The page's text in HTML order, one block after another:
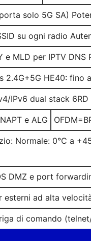
solo 5G SA)
su ogni radio
e MLD per IPTV
2.4G+5G HE40:
IPv6 dual stack
e ALG
Normale: 0°C a
DMZ e port
esterni ad alta
di comando